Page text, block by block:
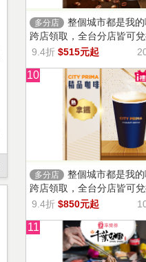
多分店
整個城市都是我的
跨店領取，全台分店皆可
一杯濃郁香醇，奶香把咖
9.4折 $515元起
10
多分店
整個城市都是我的
跨店領取，全台分店皆可
師精選豆種，邀你一起鑑
9.4折 $850元起
11